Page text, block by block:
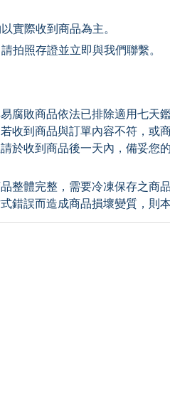
實際收到商品為主。
拍照存證並立即與我們聯繫。
腐敗商品依法已排除適用七天
收到商品與訂單內容不符，或
於收到商品後一天內，備妥您
整體完整，需要冷凍保存之商
錯誤而造成商品損壞變質，則